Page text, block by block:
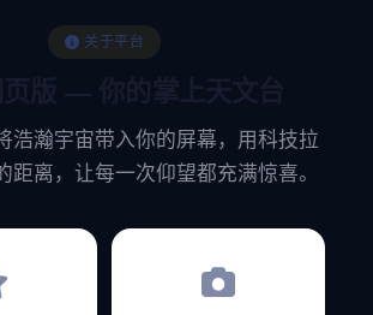
关于平台
浩瀚宇宙带入你的屏幕，用科技拉
距离，让每一次仰望都充满惊喜。